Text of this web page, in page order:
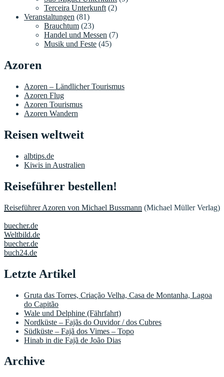
Terceira Unterkunft (2)
Veranstaltungen (81)
Brauchtum (23)
Handel und Messen (7)
Musik und Feste (45)
Azoren
Azoren – Ländlicher Tourismus
Azoren Flug
Azoren Tourismus
Azoren Wandern
Reisen weltweit
albtips.de
Kiwis in Australien
Reiseführer bestellen!
Reiseführer Azoren von Michael Bussmann (Michael Müller Verlag)
buecher.de
Weltbild.de
buecher.de
buch24.de
Letzte Artikel
Gruta das Torres, Criação Velha, Casa de Montanha, Lagoa
do Capitão
Wale und Delphine (Fährfahrt)
Nordküste – Fajãs do Ouvidor / dos Cubres
Südküste – Fajã dos Vimes – Topo
Hinab in die Fajã de João Dias
Archive